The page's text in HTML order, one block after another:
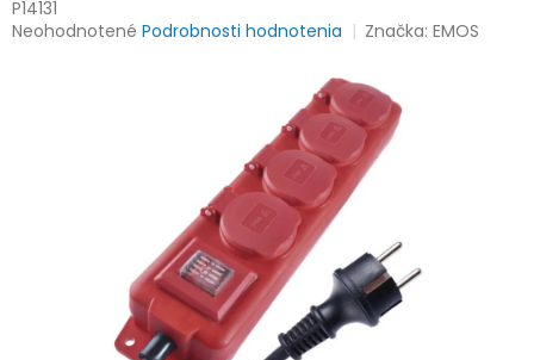
P14131
Priemerné
Neohodnotené Podrobnosti hodnotenia Značka:EMOS